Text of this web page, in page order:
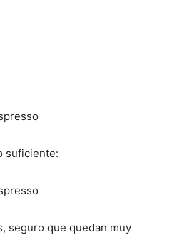
suficiente:
seguro que quedan muy